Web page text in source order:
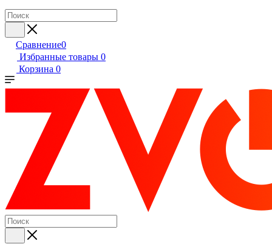
Сравнение0
Избранные товары 0
Корзина 0